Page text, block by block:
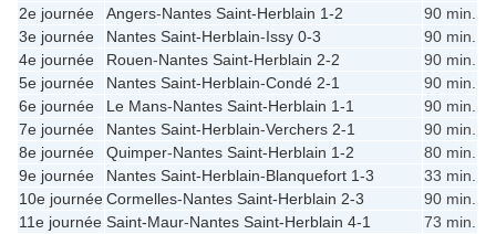
2e journée
Angers-Nantes Saint-Herblain 1-2
90 min.
3e journée
Nantes Saint-Herblain-Issy 0-3
90 min.
4e journée
Rouen-Nantes Saint-Herblain 2-2
90 min.
5e journée
Nantes Saint-Herblain-Condé 2-1
90 min.
6e journée
Le Mans-Nantes Saint-Herblain 1-1
90 min.
7e journée
Nantes Saint-Herblain-Verchers 2-1
90 min.
8e journée
Quimper-Nantes Saint-Herblain 1-2
80 min.
9e journée
Nantes Saint-Herblain-Blanquefort 1-3
33 min.
10e journéeCormelles-Nantes Saint-Herblain 2-3
90 min.
11e journée Saint-Maur-Nantes Saint-Herblain 4-1
73 min.